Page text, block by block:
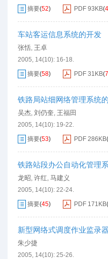
摘要(52) PDF 93KB(
车站客运信息系统的开发
张恬, 王卓
2005, 14(10): 16-18.
摘要(58) PDF 31KB(
铁路局站细网络管理系统
吴杰, 刘仍奎, 王福田
2005, 14(10): 19-22.
摘要(53) PDF 286KB(
铁路站段办公自动化管理
龙昭 许红 马建义
2005, 14(10): 22-24.
摘要(45) PDF 171KB(
新型网络式调度作业监录
朱少捷
2005, 14(10): 25-26.